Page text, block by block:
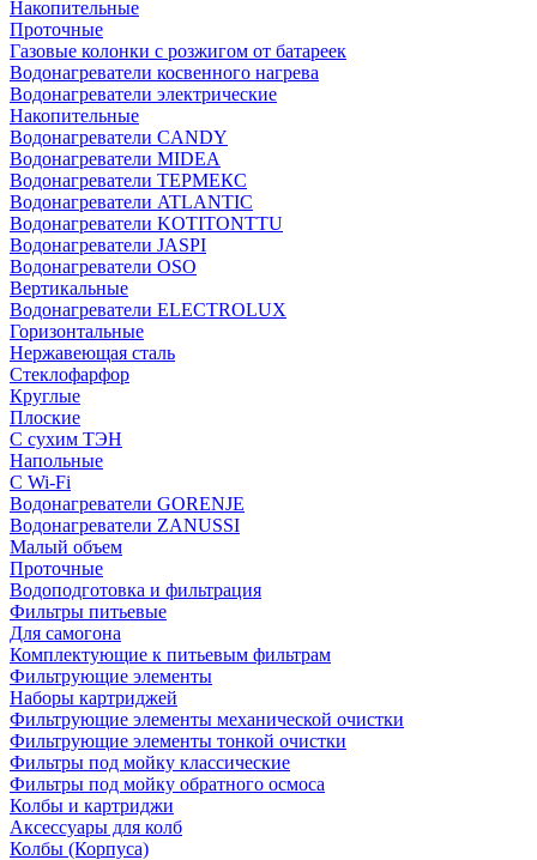
Накопительные
Проточные
Газовые колонки с розжигом от батареек
Водонагреватели косвенного нагрева
Водонагреватели электрические
Накопительные
Водонагреватели CANDY
Водонагреватели MIDEA
Водонагреватели ТЕРМЕКС
Водонагреватели ATLANTIC
Водонагреватели KOTITONTTU
Водонагреватели JASPI
Водонагреватели OSO
Вертикальные
Водонагреватели ELECTROLUX
Горизонтальные
Нержавеющая сталь
Стеклофарфор
Круглые
Плоские
С сухим ТЭН
Напольные
С Wi-Fi
Водонагреватели GORENJE
Водонагреватели ZANUSSI
Малый объем
Проточные
Водоподготовка и фильтрация
Фильтры питьевые
Для самогона
Комплектующие к питьевым фильтрам
Фильтрующие элементы
Наборы картриджей
Фильтрующие элементы механической очистки
Фильтрующие элементы тонкой очистки
Фильтры под мойку классические
Фильтры под мойку обратного осмоса
Колбы и картриджи
Аксессуары для колб
Колбы (Корпуса)